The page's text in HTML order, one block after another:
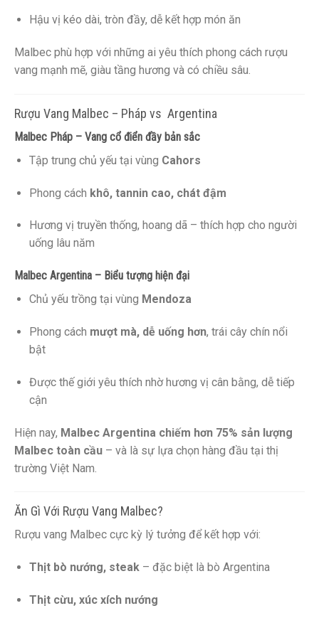
Hậu vị kéo dài, tròn đầy, dễ kết hợp món ăn
Malbec phù hợp với những ai yêu thích phong cách rượu
vang mạnh mẽ, giàu tầng hương và có chiều sâu.
Rượu Vang Malbec – Pháp vs Argentina
Malbec Pháp – Vang cổ điển đầy bản sắc
Tập trung chủ yếu tại vùng Cahors
Phong cách khô, tannin cao, chát đậm
Hương vị truyền thống, hoang dã – thích hợp cho người
uống lâu năm
Malbec Argentina – Biểu tượng hiện đại
Chủ yếu trồng tại vùng Mendoza
Phong cách mượt mà, dễ uống hơn, trái cây chín nổi
bật
Được thế giới yêu thích nhờ hương vị cân bằng, dễ tiếp
cận
Hiện nay, Malbec Argentina chiếm hơn 75% sản lượng
Malbec toàn cầu – và là sự lựa chọn hàng đầu tại thị
trường Việt Nam.
Ăn Gì Với Rượu Vang Malbec?
Rượu vang Malbec cực kỳ lý tưởng để kết hợp với:
Thịt bò nướng, steak– đặc biệt là bò Argentina
Thịt cừu, xúc xích nướng